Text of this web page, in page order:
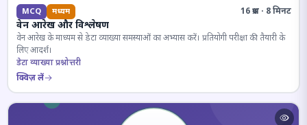
MCQ मध्यम 16 प्रश्न · 8 मिनट
वेन आरेख और विश्लेषण
वेन आरेख के माध्यम से डेटा व्याख्या समस्याओं का अभ्यास करें। प्रतियोगी परीक्षा की तैयारी के
लिए आदर्श।
डेटा व्याख्या प्रश्नोत्तरी
क्विज़ लें